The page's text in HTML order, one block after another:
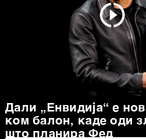
Дали „Енвидија“ е
ком балон, каде оди
што планира Фед